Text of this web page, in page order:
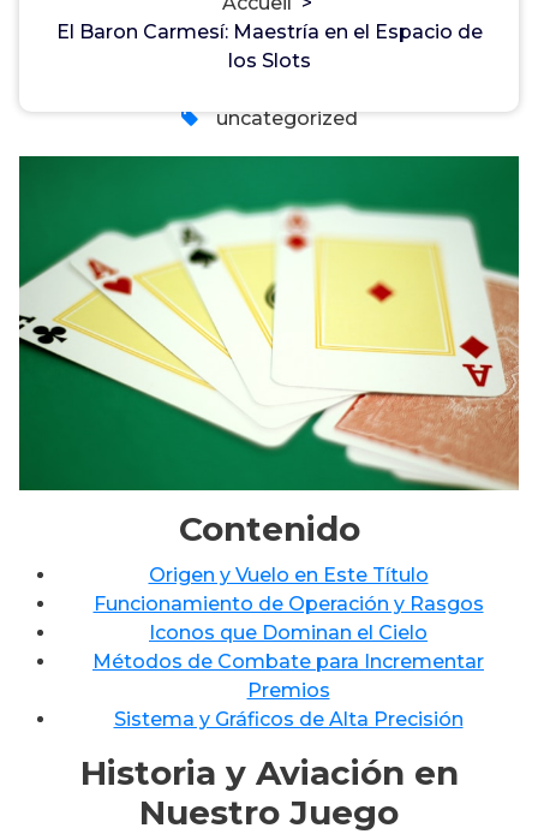
El Baron Carmesí: Maestría en el Espacio de
los Slots
myadminuser
uncategorized
Contenido
Origen y Vuelo en Este Título
Funcionamiento de Operación y Rasgos
Iconos que Dominan el Cielo
Métodos de Combate para Incrementar
Premios
Sistema y Gráficos de Alta Precisión
Historia y Aviación en
Nuestro Juego